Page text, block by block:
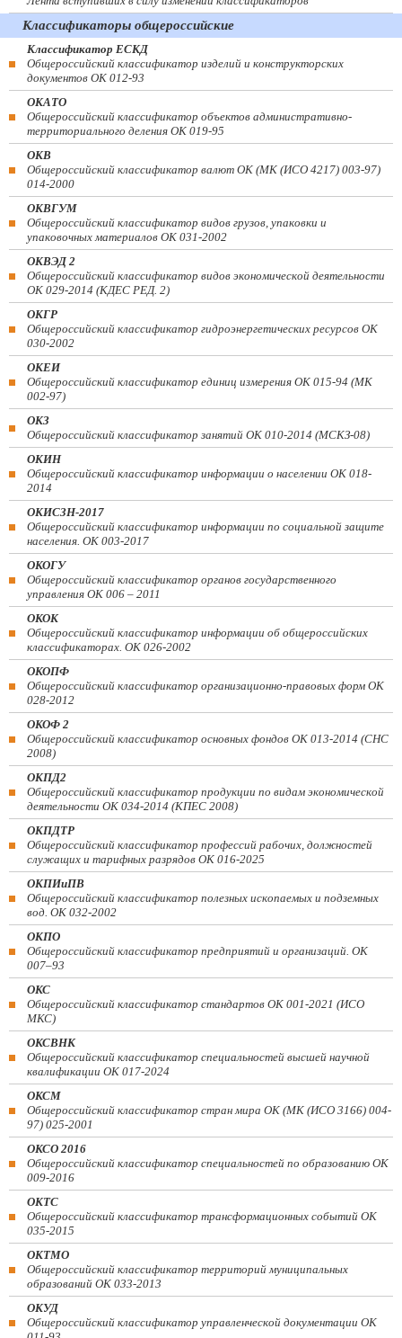
Классификаторы общероссийские
Классификатор ЕСКД
Общероссийский классификатор изделий и конструкторских
документов ОК 012-93
ОКАТО
Общероссийский классификатор объектов административно-
территориального деления ОК 019-95
ОКВ
Общероссийский классификатор валют ОК (МК (ИСО 4217) 003-97)
014-2000
ОКВГУМ
Общероссийский классификатор видов грузов, упаковки и
упаковочных материалов ОК 031-2002
ОКВЭД 2
Общероссийский классификатор видов экономической деятельности
ОК 029-2014 (КДЕС РЕД. 2)
ОКГР
Общероссийский классификатор гидроэнергетических ресурсов ОК
030-2002
ОКЕИ
Общероссийский классификатор единиц измерения ОК 015-94 (МК
002-97)
ОКЗ
Общероссийский классификатор занятий ОК 010-2014 (МСКЗ-08)
ОКИН
Общероссийский классификатор информации о населении ОК 018-
2014
ОКИСЗН-2017
Общероссийский классификатор информации по социальной защите
населения. ОК 003-2017
ОКОГУ
Общероссийский классификатор органов государственного
управления ОК 006 – 2011
ОКОК
Общероссийский классификатор информации об общероссийских
классификаторах. ОК 026-2002
ОКОПФ
Общероссийский классификатор организационно-правовых форм ОК
028-2012
ОКОФ 2
Общероссийский классификатор основных фондов ОК 013-2014 (СНС
2008)
ОКПД2
Общероссийский классификатор продукции по видам экономической
деятельности ОК 034-2014 (КПЕС 2008)
ОКПДТР
Общероссийский классификатор профессий рабочих, должностей
служащих и тарифных разрядов ОК 016-2025
ОКПИиПВ
Общероссийский классификатор полезных ископаемых и подземных
вод. ОК 032-2002
ОКПО
Общероссийский классификатор предприятий и организаций. ОК
007–93
ОКС
Общероссийский классификатор стандартов ОК 001-2021 (ИСО
МКС)
ОКСВНК
Общероссийский классификатор специальностей высшей научной
квалификации ОК 017-2024
ОКСМ
Общероссийский классификатор стран мира ОК (МК (ИСО 3166) 004-
97) 025-2001
ОКСО 2016
Общероссийский классификатор специальностей по образованию ОК
009-2016
ОКТС
Общероссийский классификатор трансформационных событий ОК
035-2015
ОКТМО
Общероссийский классификатор территорий муниципальных
образований ОК 033-2013
ОКУД
Общероссийский классификатор управленческой документации ОК